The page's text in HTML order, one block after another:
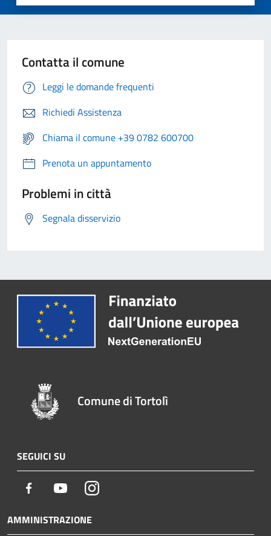
Contatta il comune
Leggi le domande frequenti
Richiedi Assistenza
Chiama il comune +39 0782 600700
Prenota un appuntamento
Problemi in città
Segnala disservizio
Comune di Tortolì
SEGUICI SU
Facebook YoutubeInstagram
AMMINISTRAZIONE